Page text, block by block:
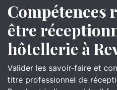
Compétences
être
hôtellerie à
Valider les savoir-faire et
titre professionnel de